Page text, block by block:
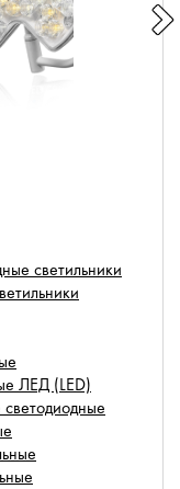
светильники
ЛЕД (LED)